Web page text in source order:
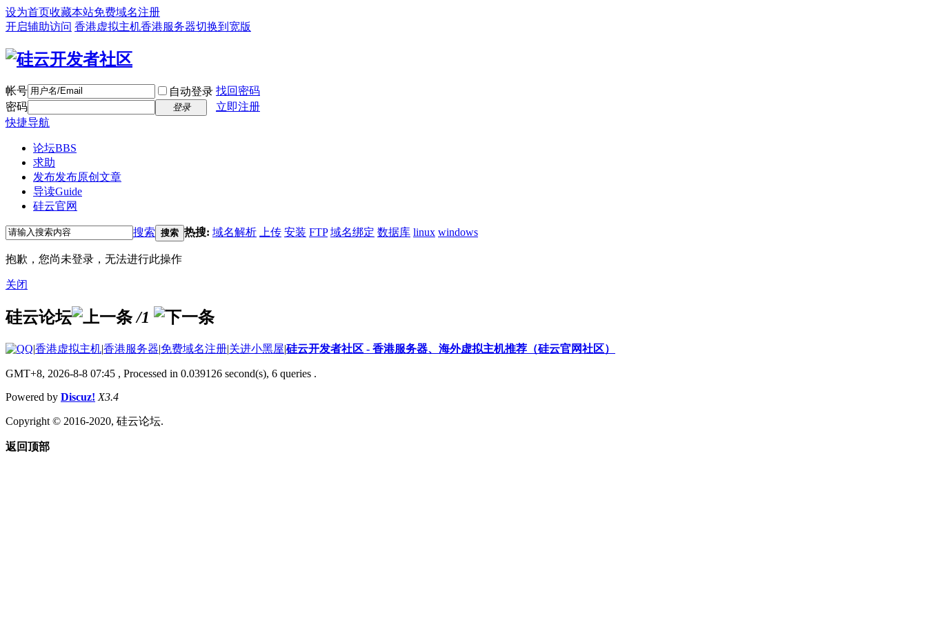
设为首页收藏本站免费域名注册
开启辅助访问 香港虚拟主机香港服务器切换到宽版
帐号 自动登录 找回密码
密码
登录
立即注册
快捷导航
论坛BBS
求助
发布发布原创文章
导读Guide
硅云官网
搜索 搜索 热搜: 域名解析 上传 安装 FTP 域名绑定 数据库 linux windows
抱歉，您尚未登录，无法进行此操作
关闭
硅云论坛 /1
|香港虚拟主机|香港服务器|免费域名注册|关进小黑屋|硅云开发者社区 - 香港服务器、海外虚拟主机推荐（硅云官网社区）
GMT+8, 2026-8-8 07:45 , Processed in 0.039126 second(s), 6 queries .
Powered by Discuz! X3.4
Copyright © 2016-2020, 硅云论坛.
返回顶部